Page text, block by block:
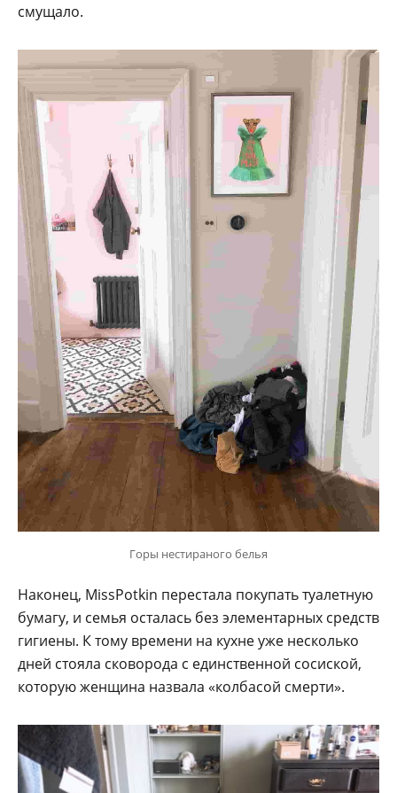
смущало.
Горы нестираного белья
Наконец, MissPotkin перестала покупать туалетную
бумагу, и семья осталась без элементарных средств
гигиены. К тому времени на кухне уже несколько
дней стояла сковорода с единственной сосиской,
которую женщина назвала «колбасой смерти».